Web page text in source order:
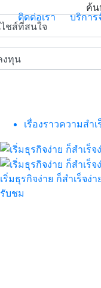
ติดต่อเรา บริการ
ค้น
เรื่องราวความสำเ
เริ่มธุรกิจง่าย ก็สำเร็จง่า
รับชม